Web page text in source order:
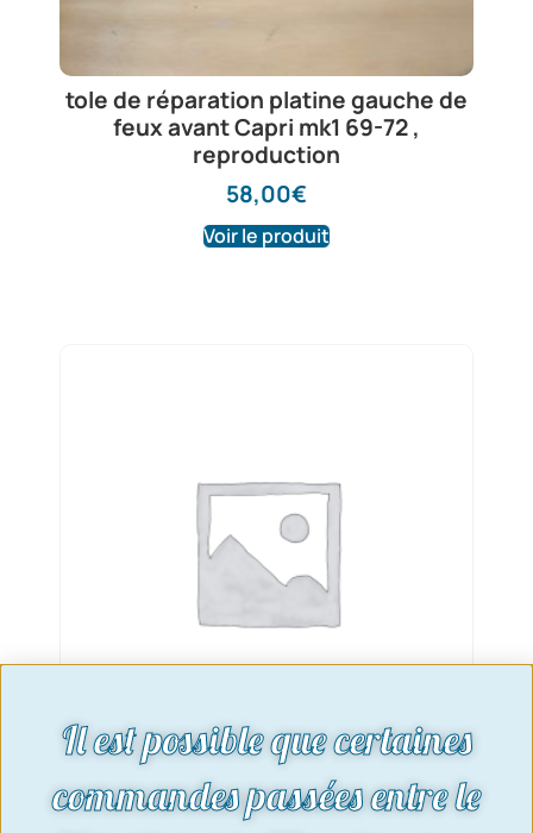
tole de réparation platine gauche de
feux avant Capri mk1 69-72 ,
reproduction
58,00€
Voir le produit
Traverse arrière support amortisseur
Il est possible que certaines
commandes passées entre le